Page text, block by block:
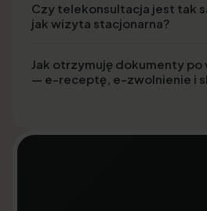
Czy telekonsultacja jest tak
jak wizyta stacjonarna?
Jak otrzymuję dokumenty po
— e-receptę, e-zwolnienie i